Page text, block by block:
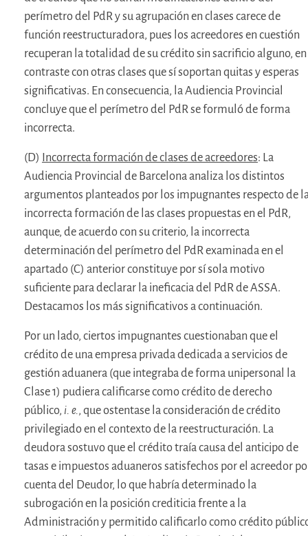
perímetro del PdR y su agrupación en clases carece de
función reestructuradora, pues los acreedores en cuestión
recuperan la totalidad de su crédito sin sacrificio alguno, en
contraste con otras clases que sí soportan quitas y esperas
significativas. En consecuencia, la Audiencia Provincial
concluye que el perímetro del PdR se formuló de forma
incorrecta.
(D) Incorrecta formación de clases de acreedores: La
Audiencia Provincial de Barcelona analiza los distintos
argumentos planteados por los impugnantes respecto de
incorrecta formación de las clases propuestas en el PdR,
aunque, de acuerdo con su criterio, la incorrecta
determinación del perímetro del PdR examinada en el
apartado (C) anterior constituye por sí sola motivo
suficiente para declarar la ineficacia del PdR de ASSA.
Destacamos los más significativos a continuación.
Por un lado, ciertos impugnantes cuestionaban que el
crédito de una empresa privada dedicada a servicios de
gestión aduanera (que integraba de forma unipersonal la
Clase 1) pudiera calificarse como crédito de derecho
público, i. e., que ostentase la consideración de crédito
privilegiado en el contexto de la reestructuración. La
deudora sostuvo que el crédito traía causa del anticipo de
tasas e impuestos aduaneros satisfechos por el acreedor
cuenta del Deudor, lo que habría determinado la
subrogación en la posición crediticia frente a la
Administración y permitido calificarlo como crédito